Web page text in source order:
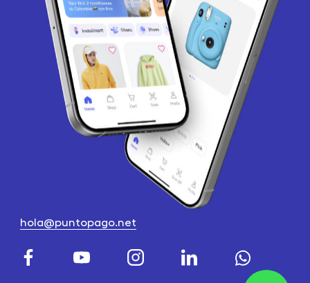
hola@puntopago.net